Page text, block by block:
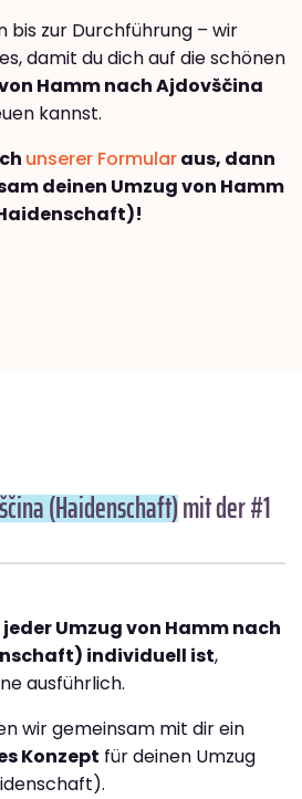
bis zur Durchführung – wir
damit du dich auf die schönen
Hamm nach Ajdovščina
kannst.
unserer Formularaus, dann
deinen Umzug von Hamm
(Haidenschaft)mit der #1
jeder Umzug von Hamm nach
individuell ist,
ausführlich.
wir gemeinsam mit dir ein
Konzept für deinen Umzug